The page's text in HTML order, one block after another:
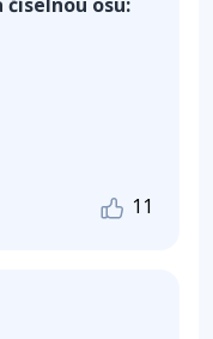
osu:
11